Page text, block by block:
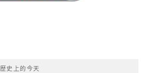
歷史上的今天